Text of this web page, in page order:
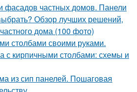
фасадов частных домов. Панели
Обзор лучших решений,
дома (100 фото)
столбами своими руками.
с кирпичными столбами: схемы и
из сип панелей. Пошаговая